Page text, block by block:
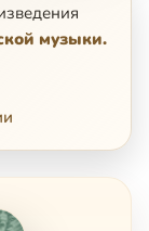
музыки.